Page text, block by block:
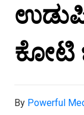
ಕೋಟಿ
By Powerful